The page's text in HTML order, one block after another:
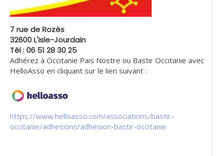
7 rue de Rozès
32600 L'Isle-Jourdain
Tèl : 06 51 28 30 25
Adhérez à Occitanie Pais Nostre ou Bastir Occitanie avec
HelloAsso en cliquant sur le lien suivant :
https://www.helloasso.com/associations/bastir-
occitanie/adhesions/adhesion-bastir-occitanie